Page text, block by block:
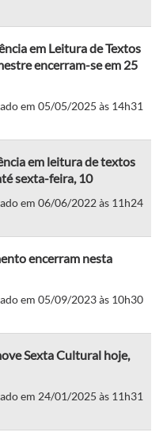
em Leitura de Textos
encerram-se em 25
em 05/05/2025 às 14h31
em leitura de textos
sexta-feira, 10
em 06/06/2022 às 11h24
encerram nesta
em 05/09/2023 às 10h30
Sexta Cultural hoje,
em 24/01/2025 às 11h31